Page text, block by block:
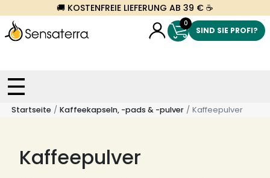
🚚 KOSTENFREIE LIEFERUNG AB 39 € ☕
0
SIND SIE PROFI?
Startseite Kaffeekapseln, -pads & -pulver Kaffeepulver
Kaffeepulver